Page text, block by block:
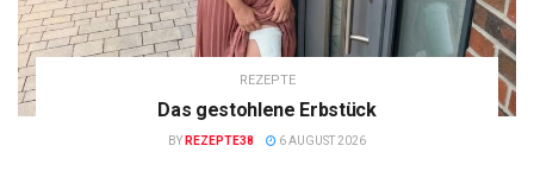
REZEPTE
Das gestohlene Erbstück
BY REZEPTE38 6 AUGUST 2026